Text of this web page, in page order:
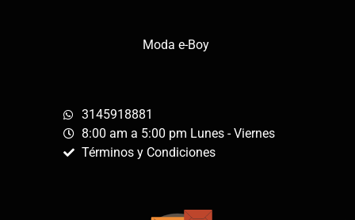
Moda e-Boy
3145918881
8:00 am a 5:00 pm Lunes - Viernes
Términos y Condiciones